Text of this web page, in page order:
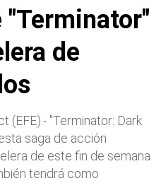
"Terminator"
de
(EFE).- "Terminator: Dark
saga de acción
de este fin de semana
tendrá como